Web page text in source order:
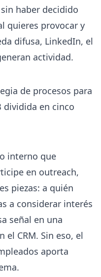
haber decidido
quieres provocar y
difusa, LinkedIn, el
actividad.
interno que
en outreach,
piezas: a quién
a considerar interés
señal en una
CRM. Sin eso, el
aporta